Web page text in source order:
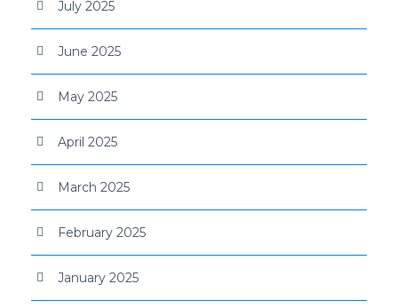
July 2025
June 2025
May 2025
April 2025
March 2025
February 2025
January 2025